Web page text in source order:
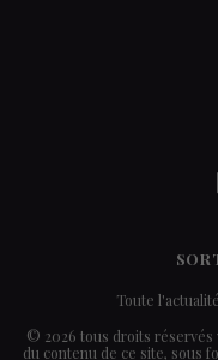
Toute
© 2026 tous droits réservés
du contenu de ce site, sous